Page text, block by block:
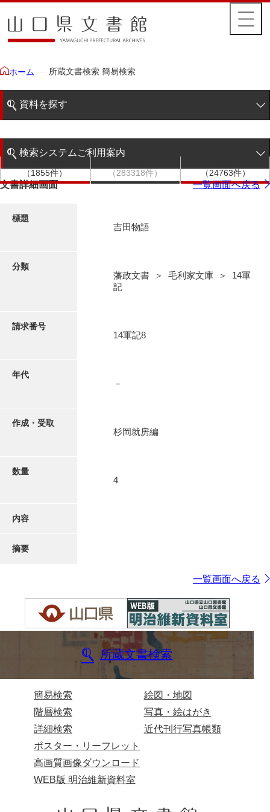
ホーム 所蔵文書検索 簡易検索
資料を探す
階層検索
写真・絵はがき
検索システムご利用案内
検索システムの利用について
（1855件）
（283318件）
（24763件）
文書詳細画面 一覧画面へ戻る
標題
吉田物語
分類
藩政文書 ＞ 毛利家文庫 ＞ 14軍
記
請求番号
14軍記8
年代
－
作成・受取
杉岡就房編
数量
4
内容
摘要
一覧画面へ戻る
所蔵文書検索
簡易検索
階層検索
詳細検索
絵図・地図
写真・絵はがき
近代刊行写真帳類
ポスター・リーフレット
高画質画像ダウンロード
WEB版 明治維新資料室